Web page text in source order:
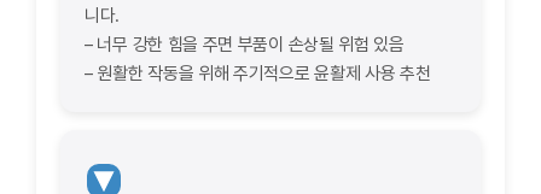
니다.
– 너무 강한 힘을 주면 부품이 손상될 위험 있음
– 원활한 작동을 위해 주기적으로 윤활제 사용 추천